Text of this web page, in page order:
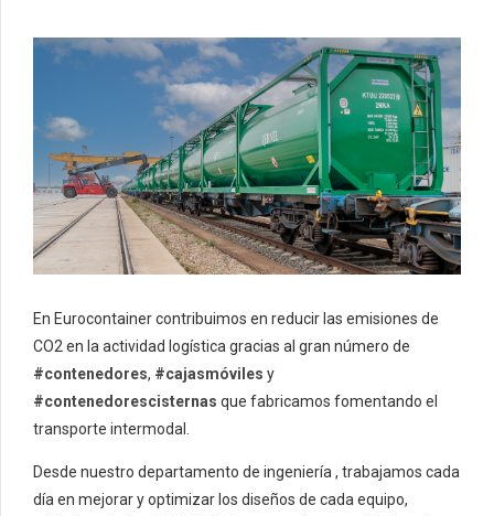
En Eurocontainer contribuimos en reducir las emisiones de
CO2 en la actividad logística gracias al gran número de
#contenedores, #cajasmóviles y
#contenedorescisternas que fabricamos fomentando el
transporte intermodal.
Desde nuestro departamento de ingeniería , trabajamos cada
día en mejorar y optimizar los diseños de cada equipo,